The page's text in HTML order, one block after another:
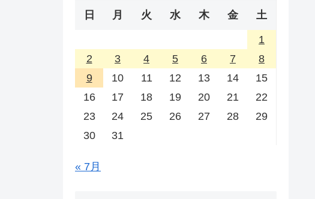
日 月 火 水 木 金 土
1
2
3 4 5 6 7
8
9
10 11 12 13 14
15
16
17 18 19 20 21
22
23
24 25 26 27 28
29
30
31
« 7月